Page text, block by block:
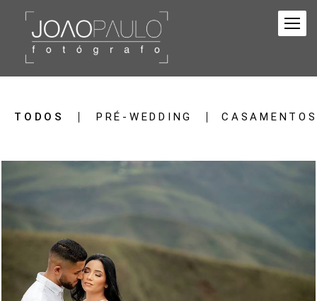
TODOS PRÉ-WEDDING CASAMENTOS